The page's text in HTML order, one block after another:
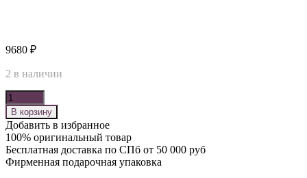
9680 ₽
2 в наличии
Количество
В корзину
Добавить в избранное
100% оригинальный товар
Бесплатная доставка по СПб от 50 000 руб
Фирменная подарочная упаковка